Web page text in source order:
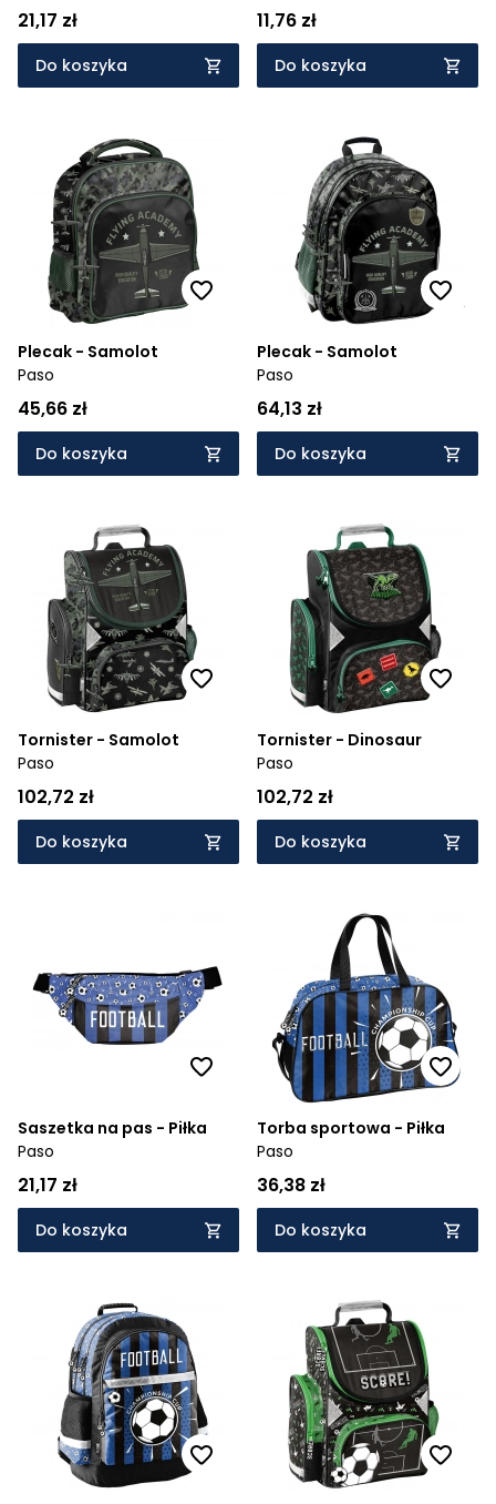
21,17 zł
Do koszyka
11,76 zł
Do koszyka
Plecak - Samolot
Paso
45,66 zł
Do koszyka
Plecak - Samolot
Paso
64,13 zł
Do koszyka
Tornister - Samolot
Paso
102,72 zł
Do koszyka
Tornister - Dinosaur
Paso
102,72 zł
Do koszyka
Saszetka na pas - Piłka
Paso
21,17 zł
Do koszyka
Torba sportowa - Piłka
Paso
36,38 zł
Do koszyka